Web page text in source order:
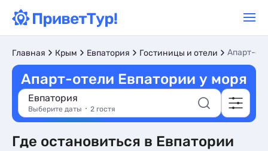
Главная Крым Евпатория Гостиницы и отели Апарт-
Апарт-отели Евпатории у моря
Евпатория
Выберите даты 2 гостя
Где остановиться в Евпатории